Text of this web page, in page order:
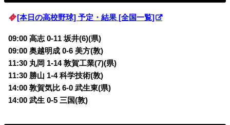
[本日の高校野球] 予定・結果 [全国一覧]
09:00 高志 0-11 坂井(6)(県)
09:00 奥越明成 0-6 美方(敦)
11:30 丸岡 1-14 敦賀工業(7)(県)
11:30 勝山 1-4 科学技術(敦)
14:00 敦賀気比 6-0 武生東(県)
14:00 武生 0-5 三国(敦)